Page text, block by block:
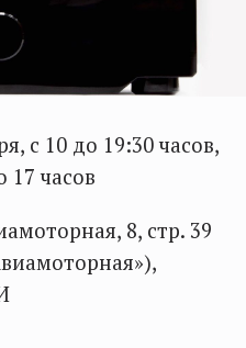
с 10 до 19:30 часов,
часов
8, стр. 39